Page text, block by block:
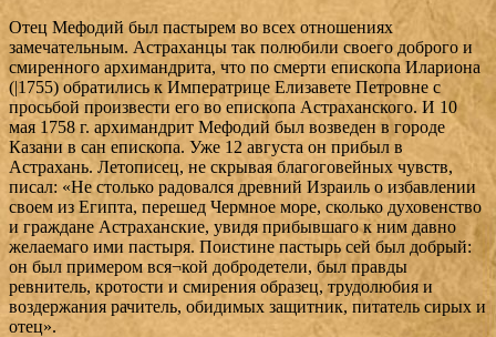
Отец Мефодий был пастырем во всех отношениях
замечательным. Астраханцы так полюбили своего доброго и
смиренного архимандрита, что по смерти епископа Илариона
(|1755) обратились к Императрице Елизавете Петровне с
просьбой произвести его во епископа Астраханского. И 10
мая 1758 г. архимандрит Мефодий был возведен в городе
Казани в сан епископа. Уже 12 августа он прибыл в
Астрахань. Летописец, не скрывая благоговейных чувств,
писал: «Не столько радовался древний Израиль о избавлении
своем из Египта, перешед Чермное море, сколько духовенство
и граждане Астраханские, увидя прибывшаго к ним давно
желаемаго ими пастыря. Поистине пастырь сей был добрый:
он был примером вся¬кой добродетели, был правды
ревнитель, кротости и смирения образец, трудолюбия и
воздержания рачитель, обидимых защитник, питатель сирых и
отец».